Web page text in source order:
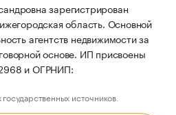
зарегистрирован
область. Основной
агентств недвижимости за
основе. ИП присвоены
и ОГРНИП:
источников.